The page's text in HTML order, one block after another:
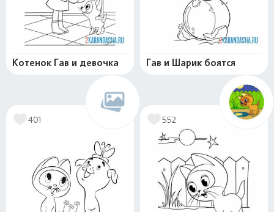
Котенок Гав и девочка Гав и Шарик боятся
401 552